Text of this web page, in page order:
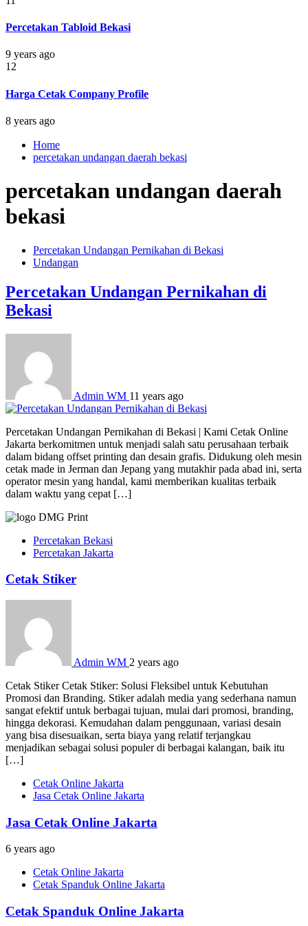
Percetakan Tabloid Bekasi
9 years ago
12
Harga Cetak Company Profile
8 years ago
Home
percetakan undangan daerah bekasi
percetakan undangan daerah
bekasi
Percetakan Undangan Pernikahan di Bekasi
Undangan
Percetakan Undangan Pernikahan di
Bekasi
Admin WM 11 years ago
Percetakan Undangan Pernikahan di Bekasi | Kami Cetak Online
Jakarta berkomitmen untuk menjadi salah satu perusahaan terbaik
dalam bidang offset printing dan desain grafis. Didukung oleh mesin
cetak made in Jerman dan Jepang yang mutakhir pada abad ini, serta
operator mesin yang handal, kami memberikan kualitas terbaik
dalam waktu yang cepat […]
Percetakan Bekasi
Percetakan Jakarta
Cetak Stiker
Admin WM 2 years ago
Cetak Stiker Cetak Stiker: Solusi Fleksibel untuk Kebutuhan
Promosi dan Branding. Stiker adalah media yang sederhana namun
sangat efektif untuk berbagai tujuan, mulai dari promosi, branding,
hingga dekorasi. Kemudahan dalam penggunaan, variasi desain
yang bisa disesuaikan, serta biaya yang relatif terjangkau
menjadikan sebagai solusi populer di berbagai kalangan, baik itu
[…]
Cetak Online Jakarta
Jasa Cetak Online Jakarta
Jasa Cetak Online Jakarta
6 years ago
Cetak Online Jakarta
Cetak Spanduk Online Jakarta
Cetak Spanduk Online Jakarta